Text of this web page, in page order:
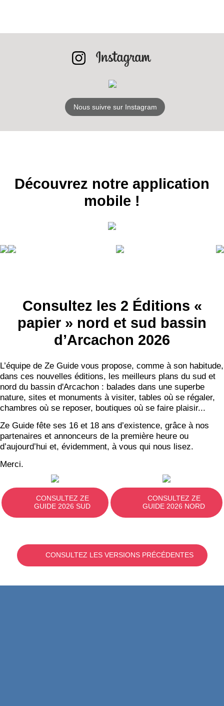
LES
BONS PLANS
NEWSLETTER
Nous suivre sur Instagram
Découvrez notre application
mobile !
Consultez les 2 Éditions «
papier » nord et sud bassin
d’Arcachon 2026
L’équipe de Ze Guide vous propose, comme à son habitude,
dans ces nouvelles éditions, les meilleurs plans du sud et
nord du bassin d'Arcachon : balades dans une superbe
nature, sites et monuments à visiter, tables où se régaler,
chambres où se reposer, boutiques où se faire plaisir...
Ze Guide fête ses 16 et 18 ans d’existence, grâce à nos
partenaires et annonceurs de la première heure ou
d’aujourd’hui et, évidemment, à vous qui nous lisez.
Merci.
CONSULTEZ ZE
GUIDE 2026 SUD
CONSULTEZ ZE
GUIDE 2026 NORD
CONSULTEZ LES VERSIONS PRÉCÉDENTES